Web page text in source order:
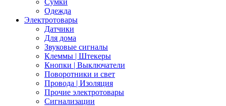
Сумки
Одежда
Электротовары
Датчики
Для дома
Звуковые сигналы
Клеммы | Штекеры
Кнопки | Выключатели
Поворотники и свет
Провода | Изоляция
Прочие электротовары
Сигнализации